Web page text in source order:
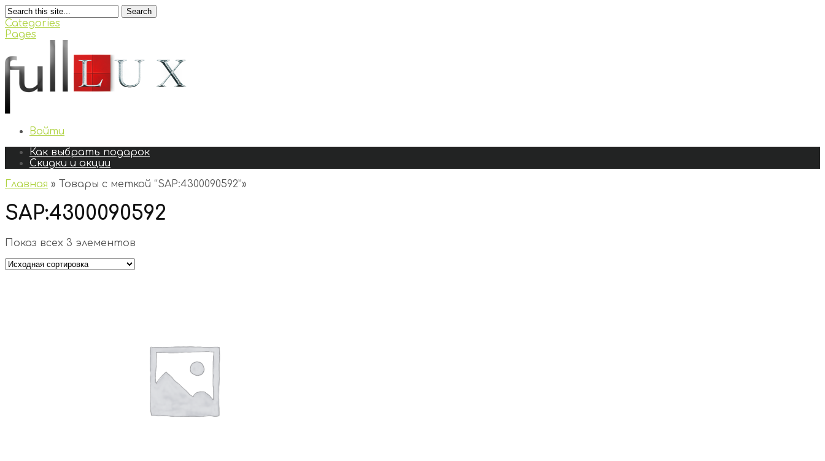
Search
Categories
Pages
Войти
Как выбрать подарок
Скидки и акции
Главная » Товары с меткой “SAP:4300090592”»
SAP:4300090592
Показ всех 3 элементов